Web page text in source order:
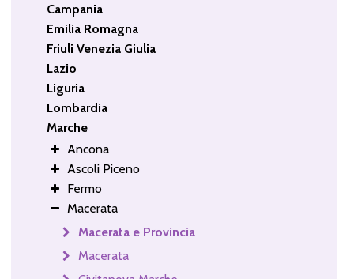
Campania
Emilia Romagna
Friuli Venezia Giulia
Lazio
Liguria
Lombardia
Marche
Ancona
Ascoli Piceno
Fermo
Macerata
Macerata e Provincia
Macerata